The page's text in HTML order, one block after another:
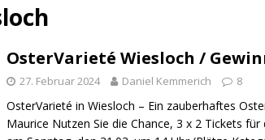
/ Vermisst
Personensuche / Vermisst
BLAULICHTMELDUNGEN
Personensuche / Vermisst
BLAULICHTMELDUNGEN
Aktuelle Warnmeldung der Polizei
OsterVarieté Wiesloch /
27. Februar 2024 Daniel Kemmerich 8
OsterVarieté in Wiesloch – Ein zauberhaftes
Maurice Nutzen Sie die Chance, 3 x 2 Tickets für